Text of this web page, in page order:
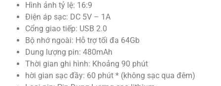
Hình ảnh tỷ lệ: 16:9
Điện áp sạc: DC 5V – 1A
Cổng giao tiếp: USB 2.0
Bộ nhớ ngoài: Hỗ trợ tối đa 64Gb
Dung lượng pin: 480mAh
Thời gian ghi hình: Khoảng 90 phút
hời gian sạc đầy: 60 phút * (không sạc qua đêm)